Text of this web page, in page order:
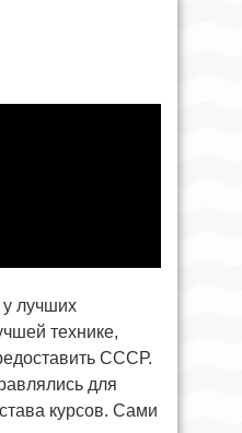
у лучших
технике,
СССР.
для
курсов. Сами